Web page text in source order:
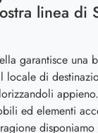
linea di
garantisce una
locale di
ed elementi
disponiamo